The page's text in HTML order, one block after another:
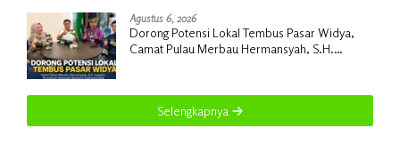
Agustus 6, 2026
Dorong Potensi Lokal Tembus Pasar Widya,
Camat Pulau Merbau Hermansyah, S.H.
Selengkapnya